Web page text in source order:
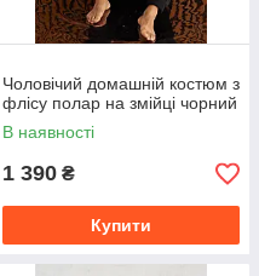
Чоловічий домашній костюм з
флісу полар на змійці чорний
В наявності
1 390 ₴
Купити